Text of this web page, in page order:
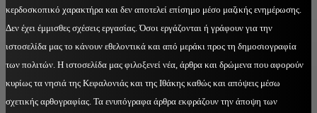
κερδοσκοπικό χαρακτήρα και δεν αποτελεί επίσημο μέσο μαζικής ενημέρωσης.
Δεν έχει έμμισθες σχέσεις εργασίας. Όσοι εργάζονται ή γράφουν για την
ιστοσελίδα μας το κάνουν εθελοντικά και από μεράκι προς τη δημοσιογραφία
των πολιτών. Η ιστοσελίδα μας φιλοξενεί νέα, άρθρα και δρώμενα που αφορούν
κυρίως τα νησιά της Κεφαλονιάς και της Ιθάκης καθώς και απόψεις μέσω
σχετικής αρθογραφίας. Τα ενυπόγραφα άρθρα εκφράζουν την άποψη των